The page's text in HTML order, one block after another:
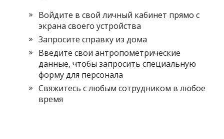
Войдите в свой личный кабинет прямо с
экрана своего устройства
Запросите справку из дома
Введите свои антропометрические
данные, чтобы запросить специальную
форму для персонала
Свяжитесь с любым сотрудником в любое
время